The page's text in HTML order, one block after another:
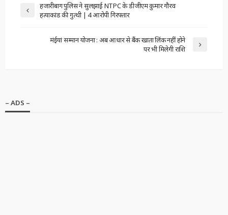
हजारीबाग पुलिस ने सुलझाई NTPC के डीजीएम कुमार गौरव
हत्याकांड की गुत्थी | 4 आरोपी गिरफ्तार
मंईयां सम्मान योजना : अब आधार से बैंक खाता लिंक नहीं होने
पर भी मिलेगी राशि
– ADS –